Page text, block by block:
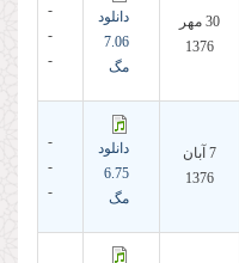
30 مهر
1376
دانلود
7.06
مگ
-
-
-
7 آبان
1376
دانلود
6.75
مگ
-
-
-